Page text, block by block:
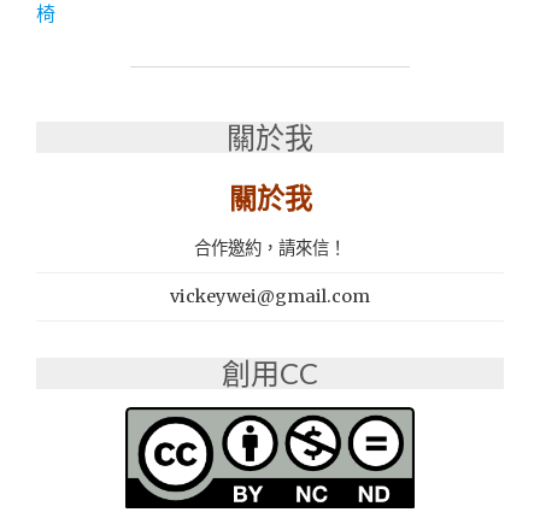
升
品
好
幫
手：
羅
椅
關於我
關於我
合作邀約，請來信！
vickeywei@gmail.com
創用CC